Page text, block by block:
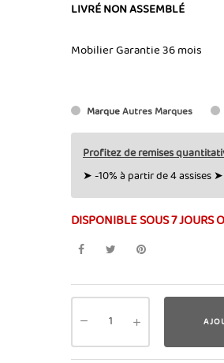
LIVRÉ NON ASSEMBLÉ
Mobilier Garantie 36 mois
MarqueAutres Marques
Profitez de remises
➤ -10% à partir de 4 assises
DISPONIBLE SOUS 7 JOURS